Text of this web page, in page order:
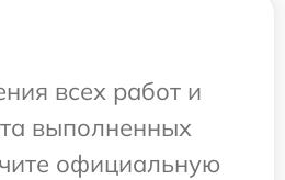
всех работ и
выполненных
официальную